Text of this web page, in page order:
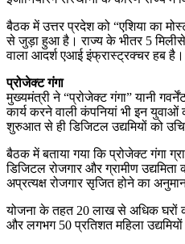
बैठक में उत्तर प्रदेश को “एशिया का
से जुड़ा हुआ है। राज्य के भीतर 5
वाला आदर्श एआई इंफ्रास्ट्रक्चर हब है।
प्रोजेक्ट गंगा
मुख्यमंत्री ने “प्रोजेक्ट गंगा” यानी
कार्य करने वाली कंपनियां भी इन
शुरुआत से ही डिजिटल उद्यमियों को
बैठक में बताया गया कि प्रोजेक्ट गंगा
डिजिटल रोजगार और ग्रामीण
अप्रत्यक्ष रोजगार सृजित होने का
योजना के तहत 20 लाख से अधिक घरों
और लगभग 50 प्रतिशत महिला